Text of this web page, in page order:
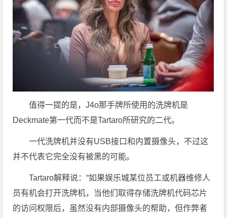
值得一提的是，J4o那手牌所使用的洗牌机是
Deckmate第一代而不是Tartaro所研究的二代。
一代洗牌机并没有USB接口和内置摄像头，不过这
并不代表它完全没有被黑的可能。
Tartaro解释说：“如果娱乐城某位员工或机器维修人
员有机会打开洗牌机，当他们取得存储洗牌机代码芯片
的访问权限后，虽然没有内部摄像头的帮助，但作弊者